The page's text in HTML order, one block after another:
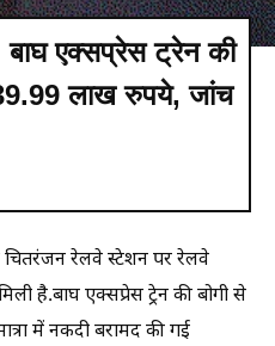
एक्सप्रेस ट्रेन की
39.99 लाख रुपये, जांच
रेलवे स्टेशन पर रेलवे
है.बाघ एक्सप्रेस ट्रेन की बोगी से
में नकदी बरामद की गई